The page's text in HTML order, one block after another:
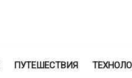
ПУТЕШЕСТВИЯ